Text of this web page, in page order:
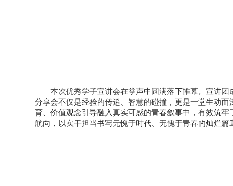
本次优秀学子宣讲会在掌声中圆满落下帷幕。宣讲
分享会不仅是经验的传递、智慧的碰撞，更是一堂生动
育、价值观念引导融入真实可感的青春叙事中，有效筑牢
航向，以实干担当书写无愧于时代、无愧于青春的灿烂篇